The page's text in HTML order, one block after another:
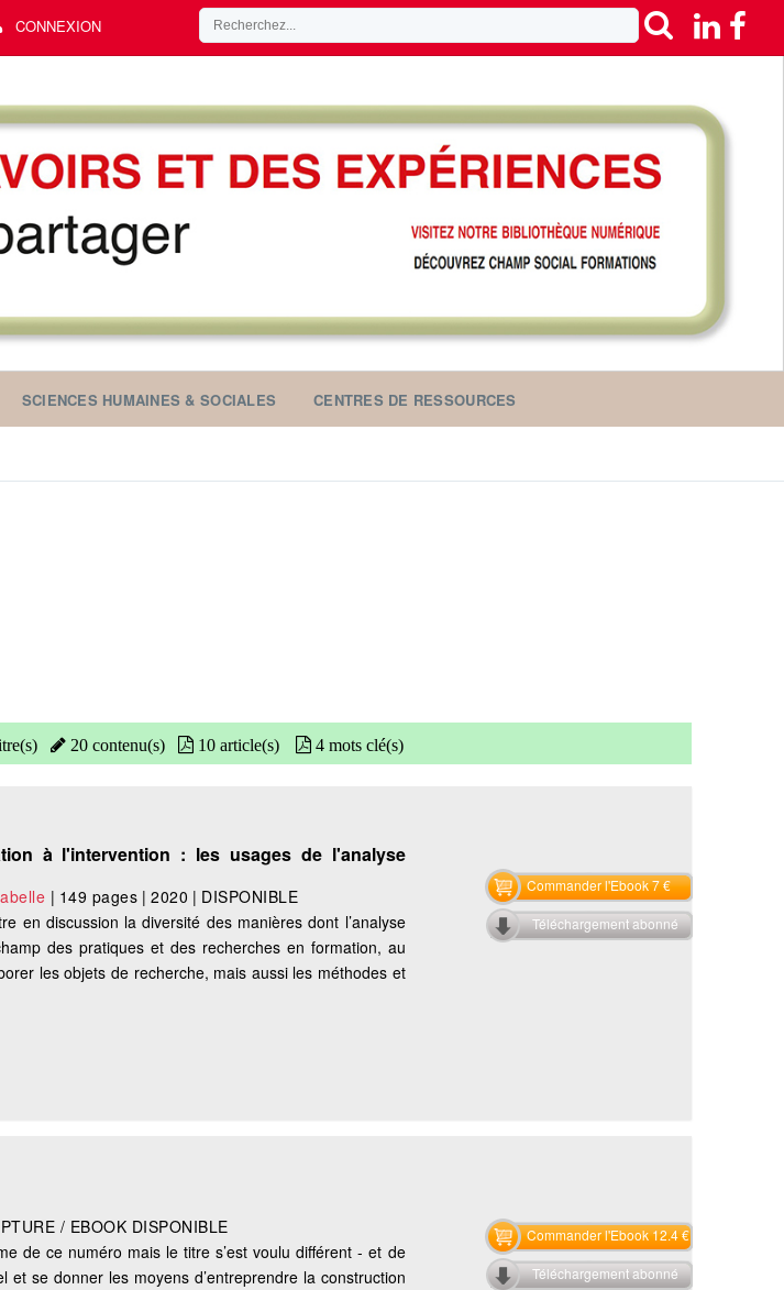
CONNEXION
SCIENCES HUMAINES & SOCIALES CENTRES DE RESSOURCES
20 contenu(s) 10 article(s) 4 mots clé(s)
à l'intervention : les usages de l'analyse
| 149 pages |2020 | DISPONIBLE
en discussion la diversité des manières dont l’analyse
des pratiques et des recherches en formation, au
les objets de recherche, mais aussi les méthodes et
Commander l'Ebook 7 €
Téléchargement abonné
/ EBOOK DISPONIBLE
de ce numéro mais le titre s’est voulu différent - et de
se donner les moyens d’entreprendre la construction
Commander l'Ebook 12.4 €
Téléchargement abonné